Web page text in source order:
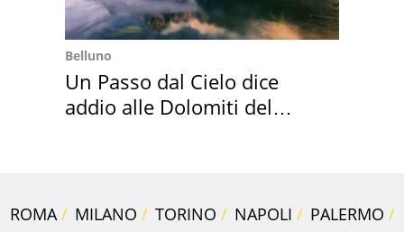
Belluno
Un Passo dal Cielo dice
addio alle Dolomiti del
ROMA MILANO TORINO NAPOLI
PALERMO